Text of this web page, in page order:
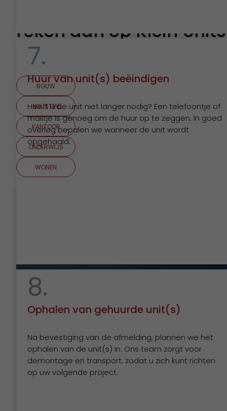
7.
Huur van unit(s) beëindigen
Heeft u de unit niet langer nodig? Een telefoontje of
mailtje is genoeg om de huur op te zeggen. In goed
overleg bepalen we wanneer de unit wordt
opgehaald.
8.
Ophalen van gehuurde unit(s)
Na bevestiging van de afmelding, plannen we het
ophalen van de unit(s) in. Ons team zorgt voor
demontage en transport, zodat u zich kunt richten
op uw volgende project.
reken dan op Klein Units
Bekijk projecten
BOUW
INDUSTRIE
KANTOOR
ONDERWIJS
WONEN